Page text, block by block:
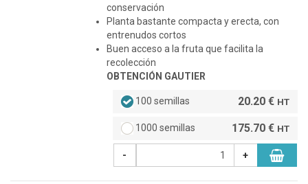
conservación
Planta bastante compacta y erecta, con
entrenudos cortos
Buen acceso a la fruta que facilita la
recolección
OBTENCIÓN GAUTIER
100 semillas 20.20 € HT
1000 semillas 175.70 € HT
- +